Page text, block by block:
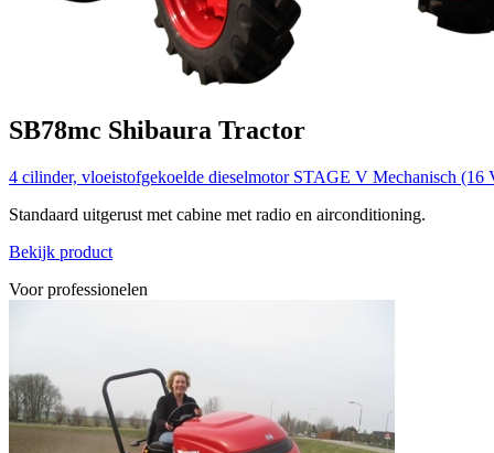
SB78mc Shibaura Tractor
4 cilinder, vloeistofgekoelde dieselmotor STAGE V Mechanisch
Standaard uitgerust met cabine met radio en airconditioning.
Bekijk product
Voor professionelen